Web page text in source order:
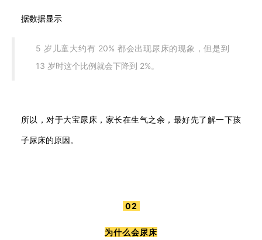
据数据显示
5 岁儿童大约有 20% 都会出现尿床的现象，但是到
13 岁时这个比例就会下降到 2%。
所以，对于大宝尿床，家长在生气之余，最好先了解一下孩
子尿床的原因。
02
为什么会尿床